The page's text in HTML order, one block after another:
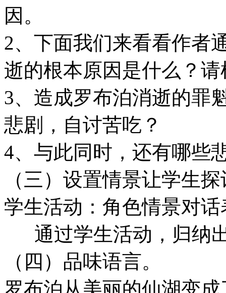
因。
2、下面我们来看看作者
逝的根本原因是什么？
3、造成罗布泊消逝的罪
悲剧，自讨苦吃？
4、与此同时，还有哪些
（三）设置情景让学生
学生活动：角色情景对
通过学生活动，归纳
（四）品味语言。